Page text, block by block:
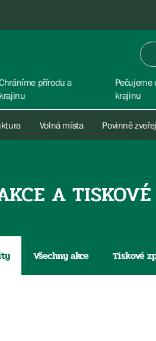
přírodu a
krajinu
Pečujeme
krajinu
Volná místa Povinně
A
Všechny akce Tiskové